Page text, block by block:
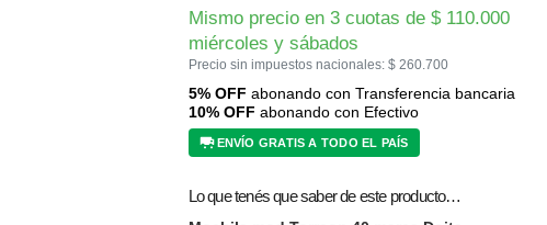
Mismo precio en 3 cuotas de $110.000
miércoles y sábados
Precio sin impuestos nacionales: $260.700
5% OFF abonando con Transferencia bancaria
10% OFF abonando con Efectivo
ENVÍO GRATIS A TODO EL PAÍS
Lo que tenés que saber de este producto…